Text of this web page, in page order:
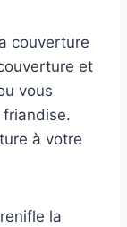
couverture
et
vous
à votre
la